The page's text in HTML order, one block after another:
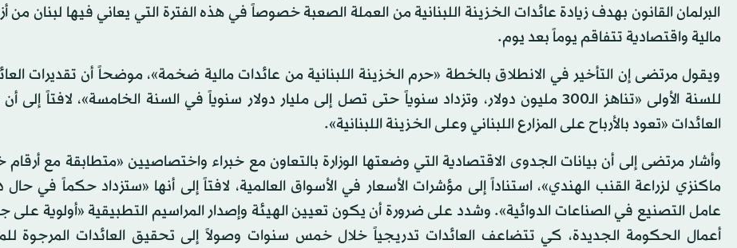
البرلمان القانون بهدف زيادة عائدات الخزينة اللبنانية من العملة الصعبة خصوصاً في هذه الفترة التي يعاني فيها لبنان من
مالية واقتصادية تتفاقم يوماً بعد يوم.
ويقول مرتضى إن التأخير في الانطلاق بالخطة «حرم الخزينة اللبنانية من عائدات مالية ضخمة»، موضحاً أن تقديرات
للسنة الأولى «تناهز الـ300 مليون دولار، وتزداد سنوياً حتى تصل إلى مليار دولار سنوياً في السنة الخامسة»، لافتاً إلى
العائدات «تعود بالأرباح على المزارع اللبناني وعلى الخزينة اللبنانية».
وأشار مرتضى إلى أن بيانات الجدوى الاقتصادية التي وضعتها الوزارة بالتعاون مع خبراء واختصاصيين «متطابقة مع
ماكنزي لزراعة القنب الهندي»، استناداً إلى مؤشرات الأسعار في الأسواق العالمية، لافتاً إلى أنها «ستزداد حكماً في
عامل التصنيع في الصناعات الدوائية». وشدد على ضرورة أن يكون تعيين الهيئة وإصدار المراسيم التطبيقية «أولوية على
أعمال الحكومة الجديدة، كي تتضاعف العائدات تدريجياً خلال خمس سنوات وصولاً إلى تحقيق العائدات المرجوة